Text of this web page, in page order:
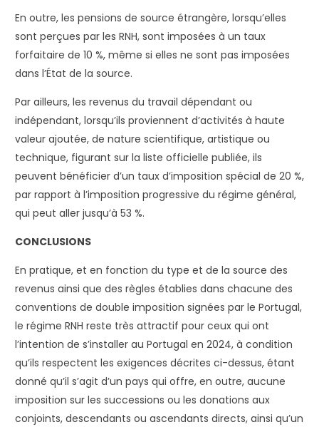
En outre, les pensions de source étrangère, lorsqu’elles
sont perçues par les RNH, sont imposées à un taux
forfaitaire de 10 %, même si elles ne sont pas imposées
dans l’État de la source.
Par ailleurs, les revenus du travail dépendant ou
indépendant, lorsqu’ils proviennent d’activités à haute
valeur ajoutée, de nature scientifique, artistique ou
technique, figurant sur la liste officielle publiée, ils
peuvent bénéficier d’un taux d’imposition spécial de 20 %,
par rapport à l’imposition progressive du régime général,
qui peut aller jusqu’à 53 %.
CONCLUSIONS
En pratique, et en fonction du type et de la source des
revenus ainsi que des règles établies dans chacune des
conventions de double imposition signées par le Portugal,
le régime RNH reste très attractif pour ceux qui ont
l’intention de s’installer au Portugal en 2024, à condition
qu’ils respectent les exigences décrites ci-dessus, étant
donné qu’il s’agit d’un pays qui offre, en outre, aucune
imposition sur les successions ou les donations aux
conjoints, descendants ou ascendants directs, ainsi qu’un